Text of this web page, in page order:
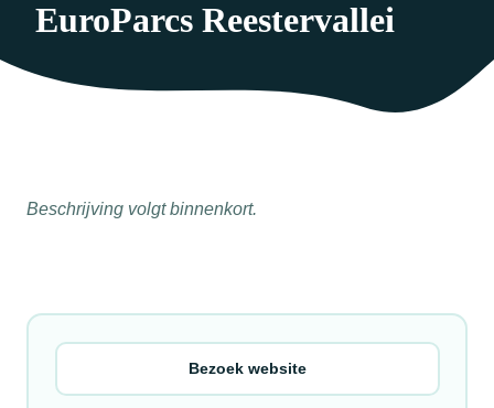
EuroParcs Reestervallei
Beschrijving volgt binnenkort.
Bezoek website